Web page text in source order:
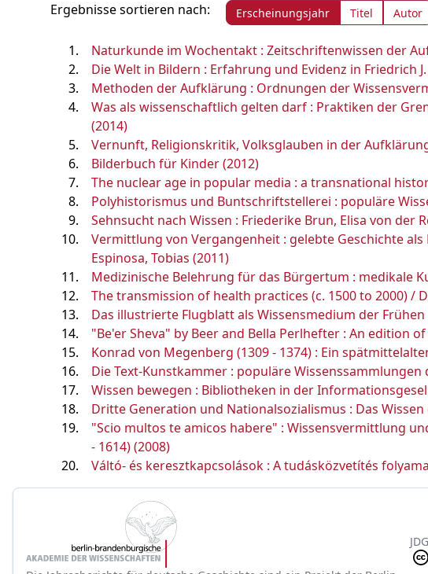
Ergebnisse sortieren nach: Erscheinungsjahr Titel Autor
Naturkunde im Wochentakt : Zeitschriftenwissen der
Die Welt in Bildern : Erfahrung und Evidenz in Friedrich
Methoden der Aufklärung : Ordnungen der
Was als wissenschaftlich gelten darf : Praktiken der
(2014)
Vernunft, Religionskritik, Volksglauben in der
Bilderbuch für Kinder (2012)
The nuclear age in popular media : a transnational
Polyhistorismus und Buntschriftstellerei : populäre
Sehnsucht nach Wissen : Friederike Brun, Elisa von der
Vermittlung von Vergangenheit : gelebte Geschichte
Espinosa, Tobias (2011)
Medizinische Belehrung für das Bürgertum : medikale
The transmission of health practices (c. 1500 to 2000) /
Das illustrierte Flugblatt als Wissensmedium der
"Be'er Sheva" by Beer and Bella Perlhefter : An edition
Konrad von Megenberg (1309 - 1374) : Ein
Die Text-Kunstkammer : populäre Wissenssammlungen
Wissen bewegen : Bibliotheken in der
Dritte Generation und Nationalsozialismus : Das
"Scio multos te amicos habere" : Wissensvermittlung
- 1614) (2008)
Váltó- és keresztkapcsolások : A tudásközvetítés